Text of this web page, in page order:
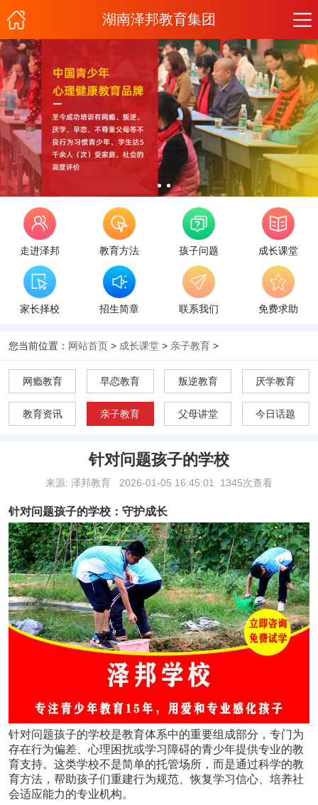
湖南泽邦教育集团
走进泽邦 教育方法 孩子问题 成长课堂
家长择校 招生简章 联系我们 免费求助
您当前位置： 网站首页 > 成长课堂 > 亲子教育 >
网瘾教育 早恋教育 叛逆教育 厌学教育
教育资讯 亲子教育 父母讲堂 今日话题
针对问题孩子的学校
来源: 泽邦教育 2026-01-05 16:45:01 1345次查看
针对问题孩子的学校：守护成长
针对问题孩子的学校是教育体系中的重要组成部分，专门为
存在行为偏差、心理困扰或学习障碍的青少年提供专业的教
育支持。这类学校不是简单的托管场所，而是通过科学的教
育方法，帮助孩子们重建行为规范、恢复学习信心、培养社
会适应能力的专业机构。